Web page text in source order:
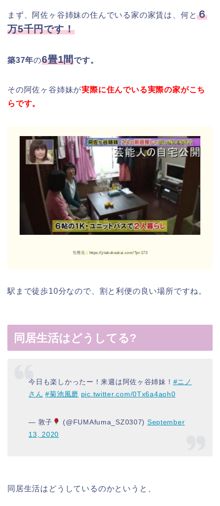
まず、阿佐ヶ谷姉妹の住んでいる家の家賃は、何と６
万5千円です！
築37年の6畳1間です。
その阿佐ヶ谷姉妹が実際に住んでいる実際の家がこち
らです。
引用元：https://jitakukoukai.com/?p=173
駅まで徒歩10分なので、割と利便の良い場所ですね。
同居生活はどうしてる?
今日も楽しかったー！来週は阿佐ヶ谷姉妹！ #ニノ
さん #菊池風磨 pic.twitter.com/0Tx6a4aoh0
— 敦子 (@FUMAfuma_SZ0307) September
13, 2020
同居生活はどうしているのかというと、